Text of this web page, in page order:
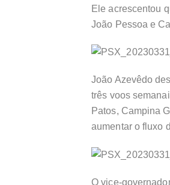
Ele acrescentou
João Pessoa e
João Azevêdo
três voos
Patos, Campina
aumentar o fluxo
O vice-